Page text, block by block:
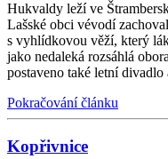
Hukvaldy leží ve
Lašské obci vévodí
s vyhlídkovou věží, který
jako nedaleká rozsáhlá
postaveno také letní
Pokračování článku
Kopřivnice